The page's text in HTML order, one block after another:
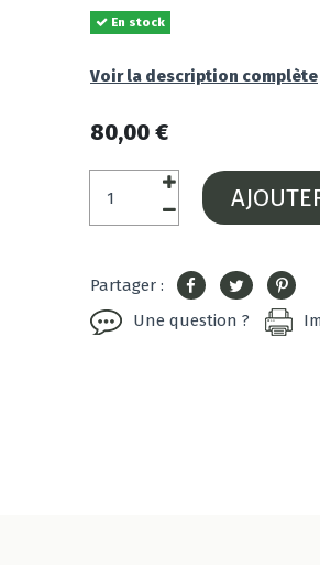
En stock
Voir la description complète
80,00 €
Partager :
Une question ?